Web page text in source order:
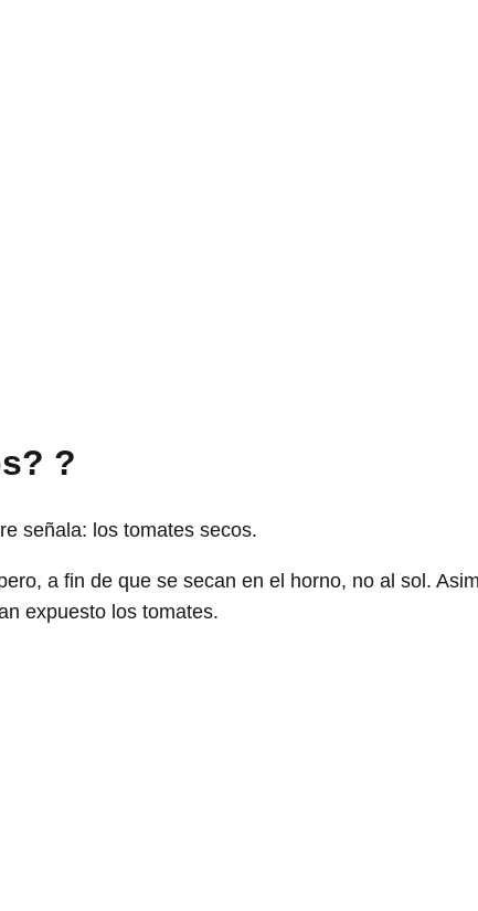
?
señala: los tomates secos.
a fin de que se secan en el horno, no al sol.
expuesto los tomates.